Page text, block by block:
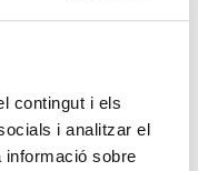
contingut i els
i analitzar el
informació sobre